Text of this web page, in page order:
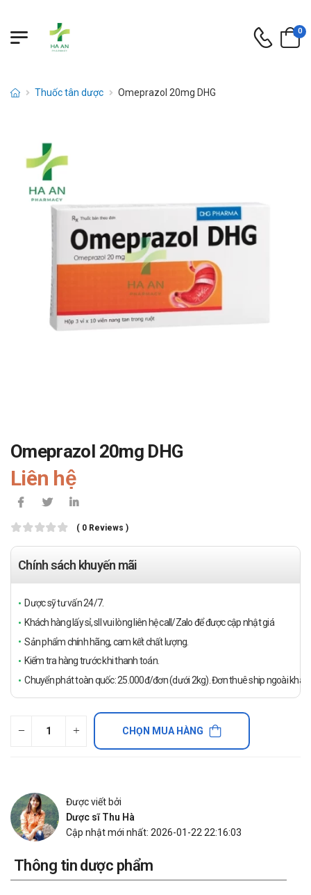
0
Thuốc tân dược Omeprazol 20mg DHG
Omeprazol 20mg DHG
Liên hệ
( 0 Reviews )
Chính sách khuyến mãi
Dược sỹ tư vấn 24/7.
Khách hàng lấy sỉ, sll vui lòng liên hệ call/Zalo để được cập nhật giá
Sản phẩm chính hãng, cam kết chất lượng.
Kiểm tra hàng trước khi thanh toán.
Chuyển phát toàn quốc: 25.000đ/đơn (dưới 2kg). Đơn thuê ship ngoài
CHỌN MUA HÀNG
Được viết bởi
Dược sĩ Thu Hà
Cập nhật mới nhất: 2026-01-22 22:16:03
Thông tin dược phẩm